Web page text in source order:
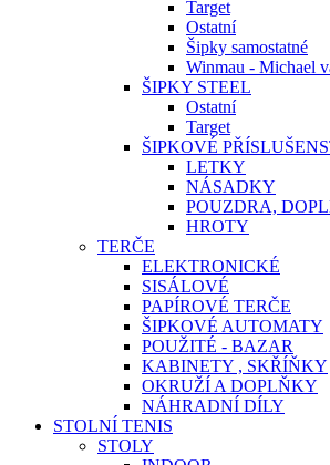
Target
Ostatní
Šipky samostatné
Winmau - Michael
ŠIPKY STEEL
Ostatní
Target
ŠIPKOVÉ
LETKY
NÁSADKY
POUZDRA,
HROTY
TERČE
ELEKTRONICKÉ
SISÁLOVÉ
PAPÍROVÉ TERČE
ŠIPKOVÉ AUTOMATY
POUŽITÉ - BAZAR
KABINETY , SKŘÍŇKY
OKRUŽÍ A DOPLŇKY
NÁHRADNÍ DÍLY
STOLNÍ TENIS
STOLY